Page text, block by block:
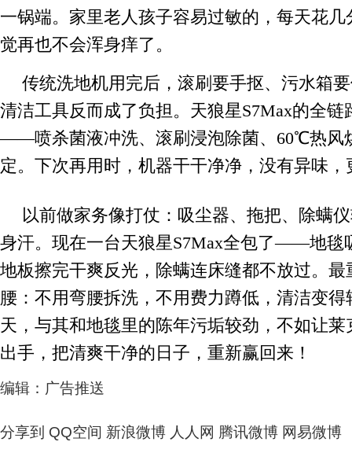
一锅端。家里老人孩子容易过敏的，每天花
觉再也不会浑身痒了。
传统洗地机用完后，滚刷要手抠、污水箱
清洁工具反而成了负担。天狼星S7Max的全
——喷杀菌液冲洗、滚刷浸泡除菌、60℃热风
定。下次再用时，机器干干净净，没有异味，
以前做家务像打仗：吸尘器、拖把、除螨
身汗。现在一台天狼星S7Max全包了——地毯
地板擦完干爽反光，除螨连床缝都不放过。
腰：不用弯腰拆洗，不用费力蹲低，清洁变
天，与其和地毯里的陈年污垢较劲，不如让莱
出手，把清爽干净的日子，重新赢回来！
编辑：广告推送
分享到 QQ空间 新浪微博 人人网 腾讯微博 网易微博